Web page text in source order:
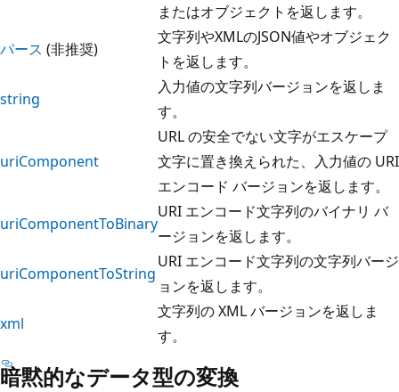
またはオブジェクトを返します。
パース (非推奨)
文字列やXMLのJSON値やオブジェク
トを返します。
string
入力値の文字列バージョンを返しま
す。
uriComponent
URL の安全でない文字がエスケープ
文字に置き換えられた、入力値の URI
エンコード バージョンを返します。
uriComponentToBinary
URI エンコード文字列のバイナリ バ
ージョンを返します。
uriComponentToString
URI エンコード文字列の文字列バージ
ョンを返します。
xml
文字列の XML バージョンを返しま
す。
暗黙的なデータ型の変換